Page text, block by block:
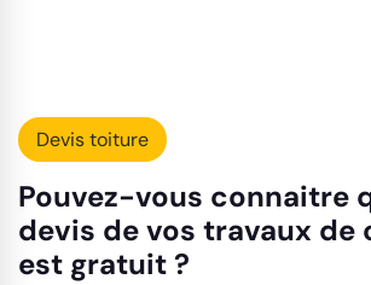
Devis toiture
Pouvez-vous connaitre
devis de vos travaux de
est gratuit ?